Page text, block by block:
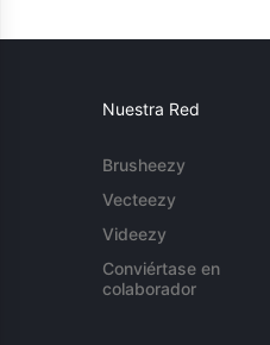
Nuestra Red
Brusheezy
Vecteezy
Videezy
Conviértase en
colaborador